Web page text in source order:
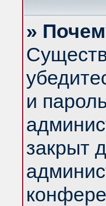
»
и
закрыт